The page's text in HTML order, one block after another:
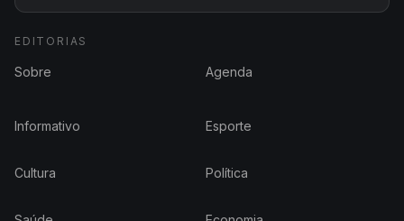
EDITORIAS
Sobre Agenda
Informativo Esporte
Cultura Política